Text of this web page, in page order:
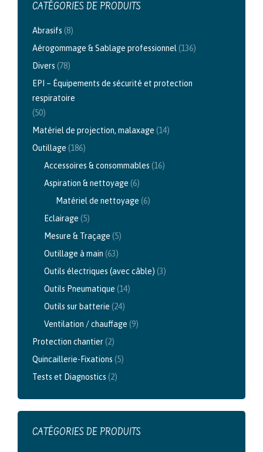
CATÉGORIES DE PRODUITS
Abrasifs (8)
Aérogommage & Sablage professionnel (136)
Divers (78)
EPI – Équipements de sécurité et protection
respiratoire
(50)
Matériel de projection, malaxage (14)
Outillage (186)
Accessoires & consommables (16)
Aspiration & nettoyage (6)
Matériel de nettoyage (6)
Eclairage (5)
Mesure & Traçage (5)
Outillage à main (63)
Outils électriques (avec câble) (3)
Outils Pneumatique (14)
Outils sur batterie (24)
Ventilation / chauffage (9)
Protection chantier(2)
Quincaillerie-Fixations (5)
Tests et Diagnostics (2)
CATÉGORIES DE PRODUITS